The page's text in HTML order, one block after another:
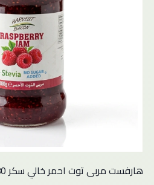
هارفست مربى توت احمر خالي سكر 380 غ